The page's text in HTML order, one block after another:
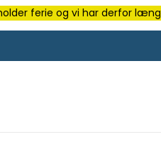
ferie og vi har derfor